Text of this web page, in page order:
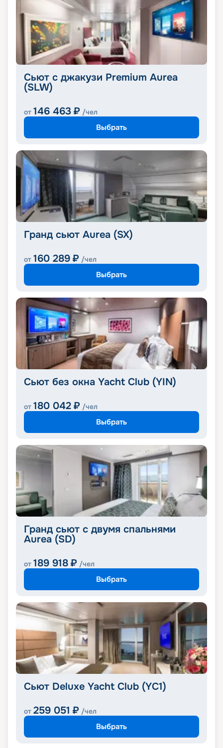
Сьют с джакузи Premium Aurea
(SLW)
от 146 463 ₽ /чел
Выбрать
Гранд сьют Aurea (SX)
от 160 289 ₽ /чел
Выбрать
Сьют без окна Yacht Club (YIN)
от 180 042 ₽ /чел
Выбрать
Гранд сьют с двумя спальнями
Aurea (SD)
от 189 918 ₽ /чел
Выбрать
Сьют Deluxe Yacht Club (YC1)
от 259 051 ₽ /чел
Выбрать